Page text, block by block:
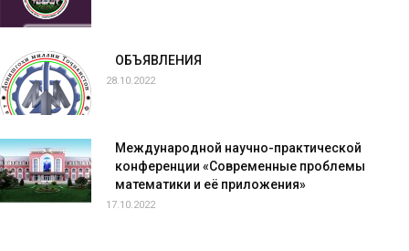
ОБЪЯВЛЕНИЯ
28.10.2022
Международной научно-практической
конференции «Современные проблемы
математики и её приложения»
17.10.2022